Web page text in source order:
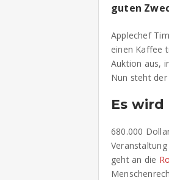
guten
Applechef
einen Kaffee
Auktion aus,
Nun steht
Es
680.000
geht an die